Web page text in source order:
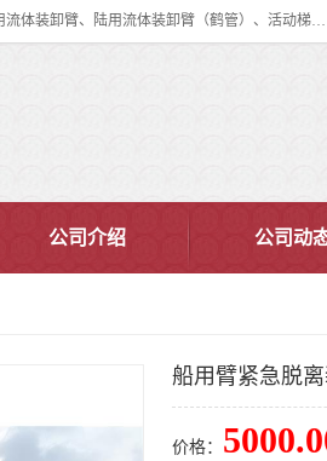
连云港华德石油化工机械有限公司（原连云港石油化工机械总厂），始创于1982年，是从事码头船用流体装卸臂、陆用流体装卸臂（鹤管）、活动梯、钢构平台、定量装车系统等全系列流体装卸设备的设计、制造、销售以及服务的专业供应商。
公司介绍 公司动
船用臂紧急脱
价格：